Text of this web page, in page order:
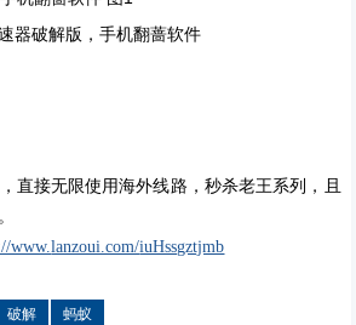
器破解版，手机翻蔷软件
直接无限使用海外线路，秒杀老王系列，且
www.lanzoui.com/iuHssgztjmb
破解 蚂蚁